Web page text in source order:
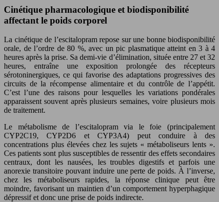
Cinétique pharmacologique et biodisponibilité
affectant le poids corporel
La cinétique de l’escitalopram repose sur une bonne biodisponibilité
orale, de l’ordre de 80 %, avec un pic plasmatique atteint en 3 à 4
heures après la prise. Sa demi‑vie d’élimination, située entre 27 et 32
heures, entraîne une exposition prolongée des récepteurs
sérotoninergiques, ce qui favorise des adaptations progressives des
circuits de la récompense alimentaire et du contrôle de l’appétit.
C’est l’une des raisons pour lesquelles les variations pondérales
apparaissent souvent après plusieurs semaines, voire plusieurs mois
de traitement.
Le métabolisme de l’escitalopram via le foie (principalement
CYP2C19, CYP2D6 et CYP3A4) peut conduire à des
concentrations plus élevées chez les sujets « métaboliseurs lents ».
Ces patients sont plus susceptibles de ressentir des effets secondaires
centraux, dont les nausées, les troubles digestifs et parfois une
anorexie transitoire pouvant induire une perte de poids. À l’inverse,
chez les métaboliseurs rapides, la réponse clinique peut être
moindre, favorisant un maintien d’un comportement hyperphagique
dépressif et donc une prise de poids indirecte.